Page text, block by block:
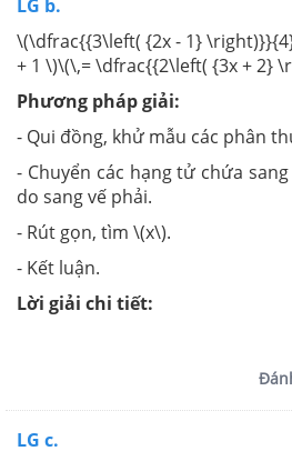
LG b.
\(\dfrac{{3\left( {2x - 1}
+ 1 \)\(\,= \dfrac{{2\left( {3x + 2}
Phương pháp giải:
- Qui đồng, khử mẫu các phân
- Chuyển các hạng tử chứa
do sang vế phải.
- Rút gọn, tìm \(x\).
- Kết luận.
Lời giải chi tiết:
LG c.